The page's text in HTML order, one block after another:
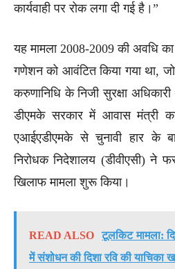
कार्यवाही पर रोक लगा दी गई है।”
यह मामला 2008-2009 की अवधि
गणेशन को आवंटित किया गया था,
करुणानिधि के निजी सुरक्षा
डीएमके सरकार में आवास मंत्री
एआईएडीएमके से चुनावी हार के
निरोधक निदेशालय (डीवीएसी) ने
खिलाफ मामला शुरू किया।
READ ALSO
टूलकिट मामला:
में संशोधन की दिशा रवि की याचिका